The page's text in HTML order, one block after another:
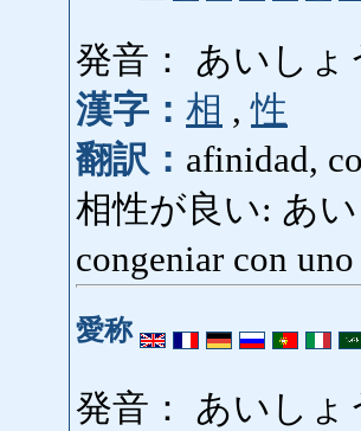
発音： あいしょ
漢字： 相 ,性
翻訳： afinidad,
相性が良い: あい
congeniar con
愛称
発音： あいしょ